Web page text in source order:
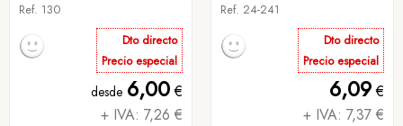
Ref. 130
Dto directo
Precio especial
desde 6,00€
+ IVA: 7,26 €
Ref. 24-241
Dto directo
Precio especial
6,09€
+ IVA: 7,37 €